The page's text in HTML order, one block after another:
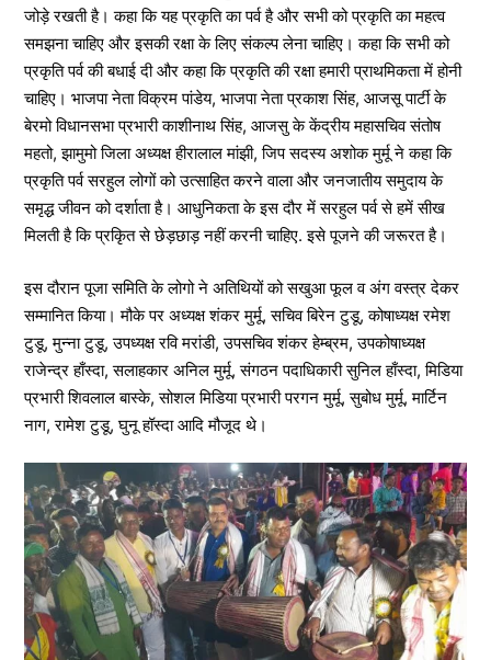
जोड़े रखती है। कहा कि यह प्रकृति का पर्व है और सभी को प्रकृति का महत्व
समझना चाहिए और इसकी रक्षा के लिए संकल्प लेना चाहिए। कहा कि सभी को
प्रकृति पर्व की बधाई दी और कहा कि प्रकृति की रक्षा हमारी प्राथमिकता में होनी
चाहिए। भाजपा नेता विक्रम पांडेय, भाजपा नेता प्रकाश सिंह, आजसू पार्टी के
बेरमो विधानसभा प्रभारी काशीनाथ सिंह, आजसु के केंद्रीय महासचिव संतोष
महतो, झामुमो जिला अध्यक्ष हीरालाल मांझी, जिप सदस्य अशोक मुर्मू ने कहा कि
प्रकृति पर्व सरहुल लोगों को उत्साहित करने वाला और जनजातीय समुदाय के
समृद्ध जीवन को दर्शाता है। आधुनिकता के इस दौर में सरहुल पर्व से हमें सीख
मिलती है कि प्रकृित से छेड़छाड़ नहीं करनी चाहिए. इसे पूजने की जरूरत है।
इस दौरान पूजा समिति के लोगो ने अतिथियों को सखुआ फूल व अंग वस्त्र देकर
सम्मानित किया। मौके पर अध्यक्ष शंकर मुर्मू, सचिव बिरेन टुडू, कोषाध्यक्ष रमेश
टुडू, मुन्ना टुडू, उपध्यक्ष रवि मरांडी, उपसचिव शंकर हेम्ब्रम, उपकोषाध्यक्ष
राजेन्द्र हाँस्दा, सलाहकार अनिल मुर्मू, संगठन पदाधिकारी सुनिल हाँस्दा, मिडिया
प्रभारी शिवलाल बास्के, सोशल मिडिया प्रभारी परगन मुर्मू, सुबोध मुर्मू, मार्टिन
नाग, रामेश टुडू, घुनू हॉस्दा आदि मौजूद थे।